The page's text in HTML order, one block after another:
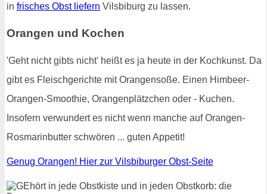
in frisches Obst liefern Vilsbiburg zu lassen.
Orangen und Kochen
'Geht nicht gibts nicht' heißt es ja heute in der Kochkunst. Da
gibt es Fleischgerichte mit Orangensoße. Einen Himbeer-
Orangen-Smoothie, Orangenplätzchen oder - Kuchen.
Insofern verwundert es nicht wenn manche auf Orangen-
Rosmarinbutter schwören ... guten Appetit!
Genug Orangen! Hier zur Vilsbiburger Obst-Seite